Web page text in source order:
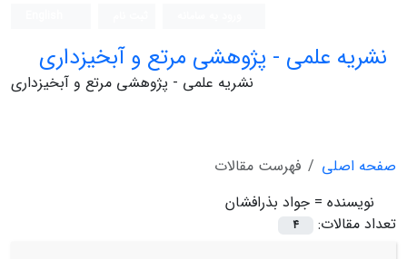
نشریه علمی - پژوهشی مرتع و آبخیزداری
نشریه علمی - پژوهشی مرتع و آبخیزداری
صفحه اصلی
فهرست مقالات
نویسنده = جواد بذرافشان
تعداد مقالات:
4